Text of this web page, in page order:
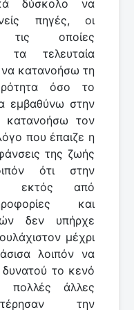
δύσκολο να
πηγές, οι
τις οποίες
τα τελευταία
κατανοήσω τη
όσο το
εμβαθύνω στην
κατανοήσω τον
που έπαιζε η
της ζωής
ότι στην
εκτός από
και
δεν υπήρχε
μέχρι
λοιπόν να
το κενό
άλλες
την